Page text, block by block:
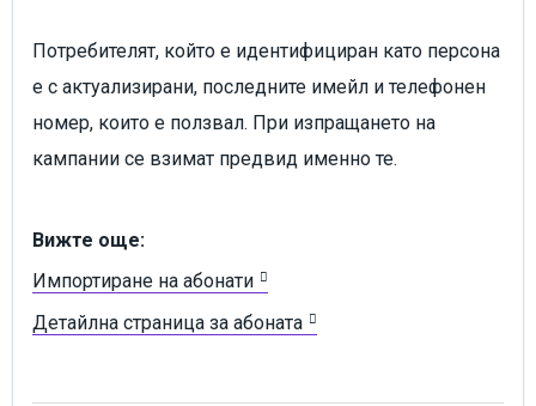
Потребителят, който е идентифициран като персона
е с актуализирани, последните имейл и телефонен
номер, които е ползвал. При изпращането на
кампании се взимат предвид именно те.
Вижте още:
Импортиране на абонати
Детайлна страница за абоната